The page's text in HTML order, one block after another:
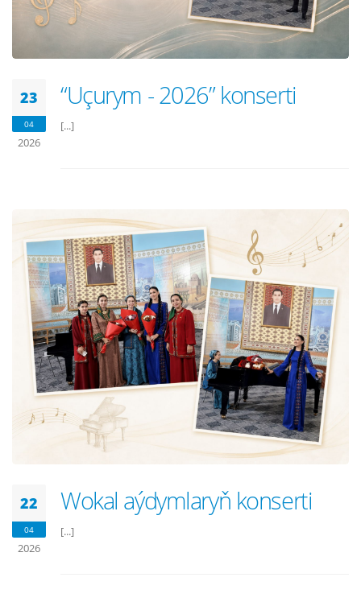
23
04
2026
“Uçurym - 2026” konserti
[...]
22
04
2026
Wokal aýdymlaryň konserti
[...]